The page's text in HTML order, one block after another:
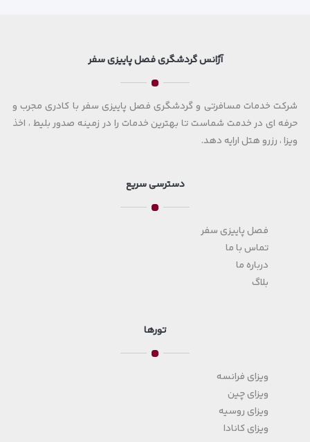
آژانس گردشگری فصل پاییزی سفر
شرکت خدمات مسافرتی و گردشگری فصل پاییزی سفر با کادری مجرب و
حرفه ای در خدمت شماست تا بهترین خدمات را در زمینه صدور بلیط ، اخذ
ویزا ، رزرو هتل ارایه دهد.
دسترسی سریع
فصل پاییزی سفر
تماس با ما
درباره ما
بلاگ
تورها
ویزای فرانسه
ویزای چین
ویزای روسیه
ویزای کانادا